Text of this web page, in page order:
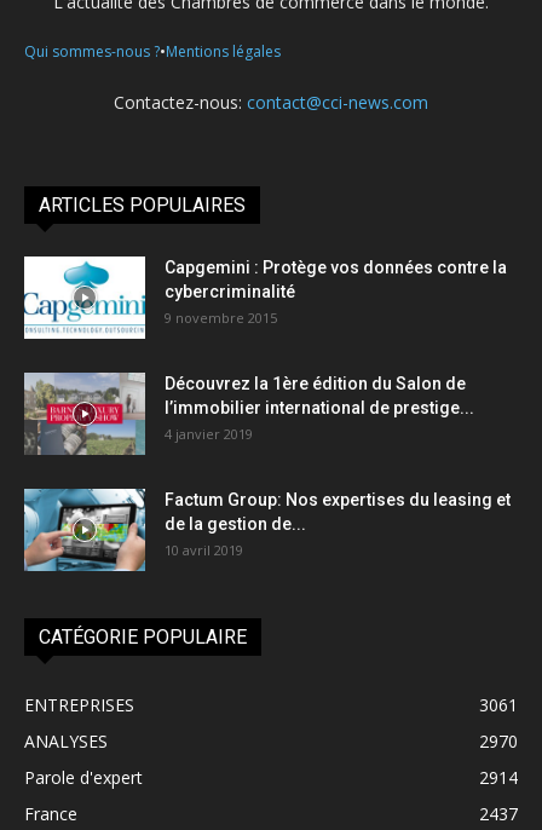
Qui sommes-nous ?•Mentions légales
Contactez-nous: contact@cci-news.com
ARTICLES POPULAIRES
Capgemini : Protège vos données contre la
cybercriminalité
9 novembre 2015
Découvrez la 1ère édition du Salon de
l’immobilier international de prestige...
4 janvier 2019
Factum Group: Nos expertises du leasing et
de la gestion de...
10 avril 2019
CATÉGORIE POPULAIRE
ENTREPRISES
3061
ANALYSES
2970
Parole d'expert
2914
France
2437